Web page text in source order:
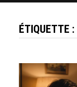
ÉTIQUETTE :